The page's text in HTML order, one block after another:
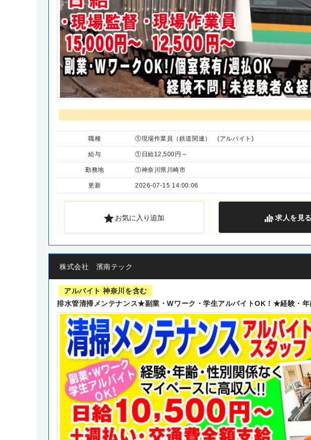
職種 ①現場作業員（鉄道関連） (アルバイト)
給与 ①日給12,500円～
勤務地 ①神奈川県川崎市
更新 2026-07-15 14:00:06
お気に入り追加 求人を見る
株式会社 濱南テック
アルバイト 神奈川を含む
排水管清掃メンテナンス★副業・Wワーク・学生アルバイトOK！★経験・